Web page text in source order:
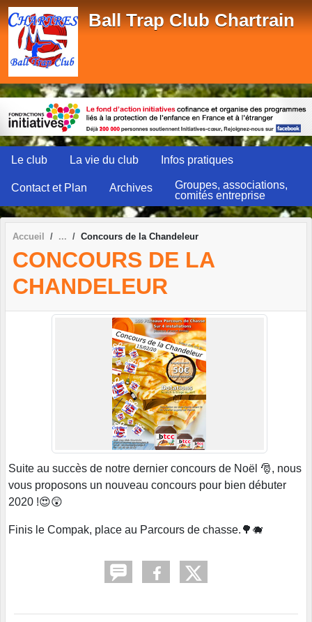
Ball Trap Club Chartrain
Le club La vie du club Infos pratiques
Contact et Plan Archives
Groupes, associations,
comités entreprise
Accueil Concours de la Chandeleur
CONCOURS DE LA
CHANDELEUR
Suite au succès de notre dernier concours de Noël 🎅, nous
vous proposons un nouveau concours pour bien débuter
2020 !😍😲
Finis le Compak, place au Parcours de chasse.🌳🐗
Panneau de gestion des cookies